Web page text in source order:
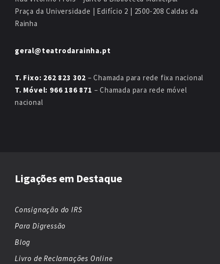
Praça da Universidade | Edifício 2 | 2500-208 Caldas da
Rainha
geral@teatrodarainha.pt
T. Fixo: 262 823 302 – Chamada para rede fixa nacional
T. Móvel: 966 186 871 – Chamada para rede móvel
nacional
Ligações em Destaque
Consignação do IRS
Para Digressão
Blog
Livro de Reclamações Online